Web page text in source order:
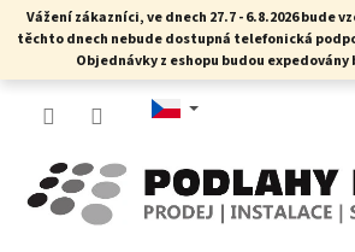
PřejítVážení zákazníci, ve dnech 27.7 - 6.8.2026 bude
těchto dnech nebude dostupná telefonická
Objednávky z eshopu budou expedovány